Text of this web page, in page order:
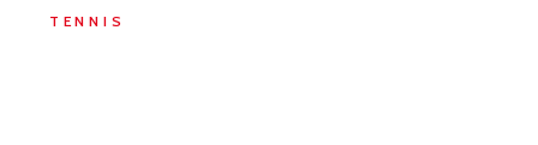
TENNIS